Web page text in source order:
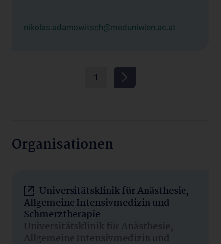
nikolas.adamowitsch@meduniwien.ac.at
1
Organisationen
Universitätsklinik für Anästhesie,
Allgemeine Intensivmedizin und
Schmerztherapie
Universitätsklinik für Anästhesie,
Allgemeine Intensivmedizin und